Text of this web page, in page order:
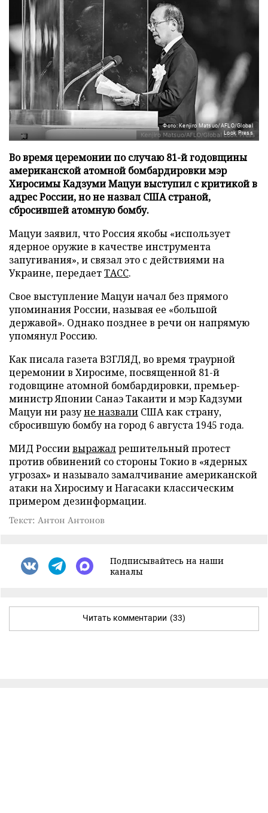
Фото: Kenjiro Matsuo/AFLO/Global
Look Press
Во время церемонии по случаю 81-й годовщины
американской атомной бомбардировки мэр
Хиросимы Кадзуми Мацуи выступил с критикой в
адрес России, но не назвал США страной,
сбросившей атомную бомбу.
Мацуи заявил, что Россия якобы «использует
ядерное оружие в качестве инструмента
запугивания», и связал это с действиями на
Украине, передаетТАСС.
Свое выступление Мацуи начал без прямого
упоминания России, называя ее «большой
державой». Однако позднее в речи он напрямую
упомянул Россию.
Как писала газета ВЗГЛЯД, во время траурной
церемонии в Хиросиме, посвященной 81-й
годовщине атомной бомбардировки, премьер-
министр Японии Санаэ Такаити и мэр Кадзуми
Мацуи ни разуне назвали США как страну,
сбросившую бомбу на город 6 августа 1945 года.
МИД Россиивыражалрешительный протест
против обвинений со стороны Токио в «ядерных
угрозах» и называло замалчивание американской
атаки на Хиросиму и Нагасаки классическим
примером дезинформации.
Текст: Антон Антонов
Подписывайтесь на наши
каналы
Читать комментарии (33)